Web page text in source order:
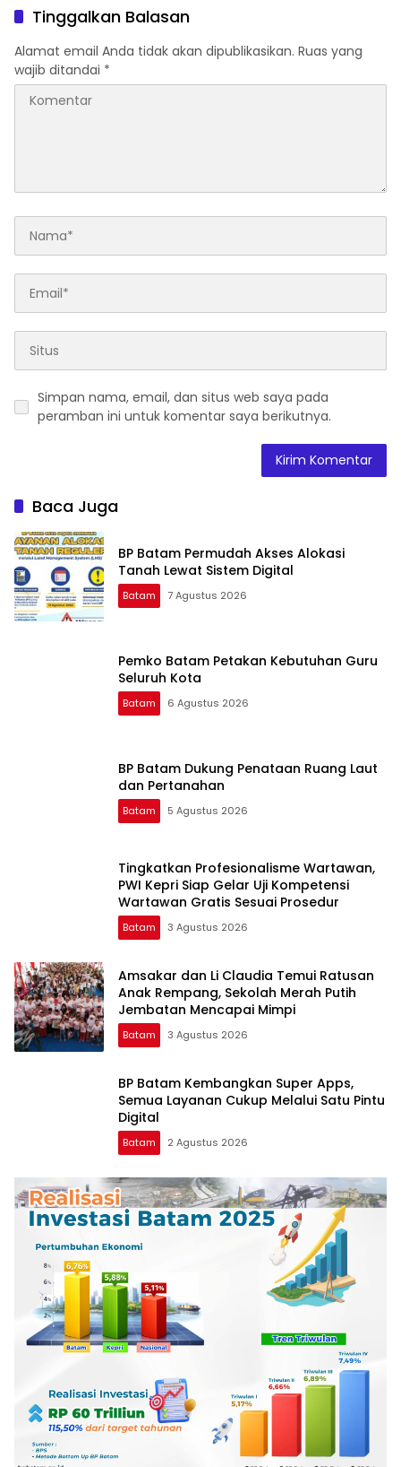
MimpiTinggalkan Balasan
Alamat email Anda tidak akan dipublikasikan. Ruas yang
wajib ditandai *
Simpan nama, email, dan situs web saya pada
peramban ini untuk komentar saya berikutnya.
Baca Juga
BP Batam Permudah Akses Alokasi
Tanah Lewat Sistem Digital
Batam 7 Agustus 2026
Pemko Batam Petakan Kebutuhan Guru
Seluruh Kota
Batam 6 Agustus 2026
BP Batam Dukung Penataan Ruang Laut
dan Pertanahan
Batam 5 Agustus 2026
Tingkatkan Profesionalisme Wartawan,
PWI Kepri Siap Gelar Uji Kompetensi
Wartawan Gratis Sesuai Prosedur
Batam 3 Agustus 2026
Amsakar dan Li Claudia Temui Ratusan
Anak Rempang, Sekolah Merah Putih
Jembatan Mencapai Mimpi
Batam 3 Agustus 2026
BP Batam Kembangkan Super Apps,
Semua Layanan Cukup Melalui Satu Pintu
Digital
Batam 2 Agustus 2026